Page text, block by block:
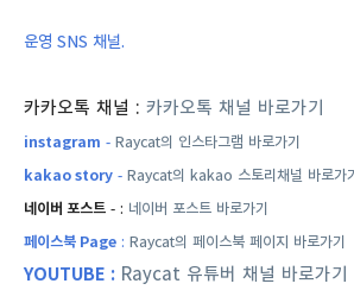
운영 SNS 채널.
카카오톡 채널 : 카카오톡 채널 바로가기
instagram - Raycat의 인스타그램 바로가기
kakao story - Raycat의 kakao 스토리채널 바로가
네이버 포스트 - : 네이버 포스트 바로가기
페이스북 Page : Raycat의 페이스북 페이지 바로가기
YOUTUBE : Raycat 유튜버 채널 바로가기